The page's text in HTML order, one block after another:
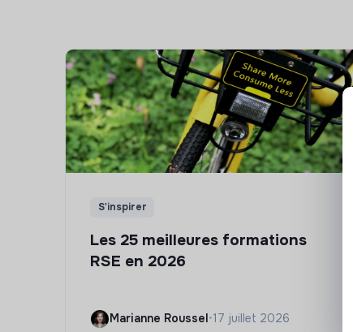
S'inspirer
Les 25 meilleures formations
RSE en 2026
Marianne Roussel•17 juillet 2026